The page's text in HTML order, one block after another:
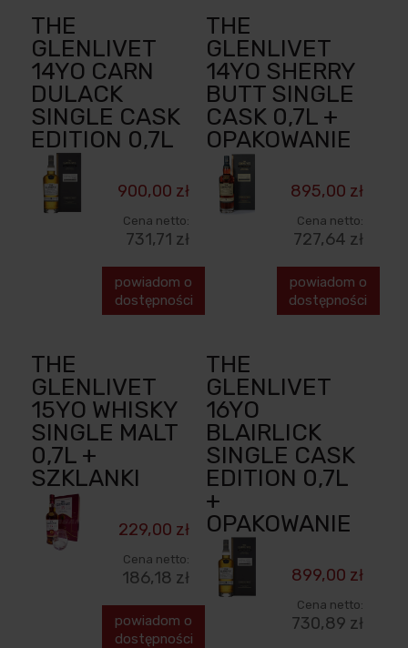
THE
GLENLIVET
14YO CARN
DULACK
SINGLE CASK
EDITION 0,7L
900,00 zł
Cena netto:
731,71 zł
powiadom o
dostępności
THE
GLENLIVET
14YO SHERRY
BUTT SINGLE
CASK 0,7L +
OPAKOWANIE
895,00 zł
Cena netto:
727,64 zł
powiadom o
dostępności
THE
GLENLIVET
15YO WHISKY
SINGLE MALT
0,7L +
SZKLANKI
229,00 zł
Cena netto:
186,18 zł
powiadom o
dostępności
THE
GLENLIVET
16YO
BLAIRLICK
SINGLE CASK
EDITION 0,7L
+
OPAKOWANIE
899,00 zł
Cena netto:
730,89 zł